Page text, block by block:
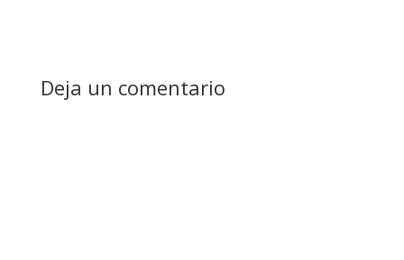
Deja un comentario